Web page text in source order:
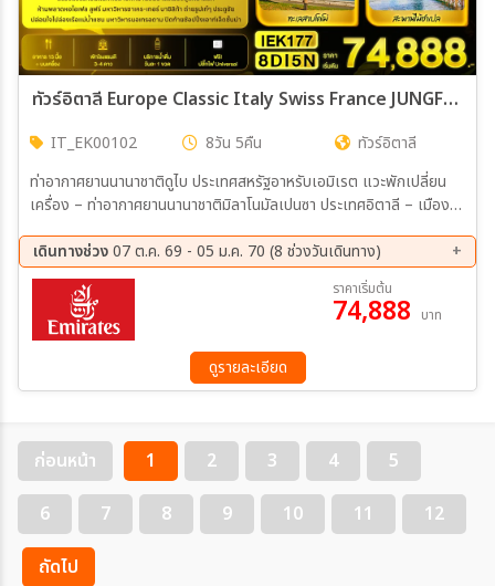
ทัวร์อิตาลี Europe Classic Italy Swiss France JUNGFRAUJOCH LUCERNE MILAN COMO PARIS 8วัน 5คืน (EK)
IT_EK00102 8วัน 5คืน
ทัวร์อิตาลี
ท่าอากาศยานนานาชาติดูไบ ประเทศสหรัฐอาหรับเอมิเรต แวะพักเปลี่ยน
เครื่อง – ท่าอากาศยานนานาชาติมิลาโนมัลเปนซา ประเทศอิตาลี – เมืองมิ
II – เมืองโคโม่ – ชมทะเลสาบโคโม่ – เมืองโลมาซโซ เมืองซุก - Lohri AG
Store – เมืองลูเซิร์น – สิงโตหินแกะสลัก – สะพานไม้ชาเปล เมืองลูเซิร์น
– กรินเดลวัลด์ – สถานีไอเกอร์เกลตเชอร์ – ยอดเขาจุงเฟรา – ปราสาท
น้ำแข็ง – อัลไพน์ เซนเซชัน – สฟิงซ์ฮอลล์ – เมืองดิฌง เมืองดิฌง –
เมืองปารีส – พิพิธภัณฑ์ลูฟร์(ด้านนอก) – ห้างปลอดภาษี Benlux
Louvreduty free – ห้างแกลเลอรี่ ลาฟาแยตต์ – ล่องเรือแม่น้ำแซน
โดย บาโต มูช
เดินทางช่วง07 ต.ค. 69 - 05 ม.ค. 70 (8 ช่วงวันเดินทาง)
07 ต.ค. 69 - 14 ต.ค. 69
16 ต.ค. 69 - 23 ต.ค. 69
21 ต.ค. 69 - 28 ต.ค. 69
12 พ.ย. 69 - 19 พ.ย. 69
26 พ.ย. 69 - 03 ธ.ค. 69
03 ธ.ค. 69 - 10 ธ.ค. 69
29 ธ.ค. 69 - 05 ม.ค. 70
ราคาเริ่มต้น
74,888 บาท
ดูรายละเอียด
ก่อนหน้า 1 2 3 4
5
6
7 8 9 10 11
12
ถัดไป